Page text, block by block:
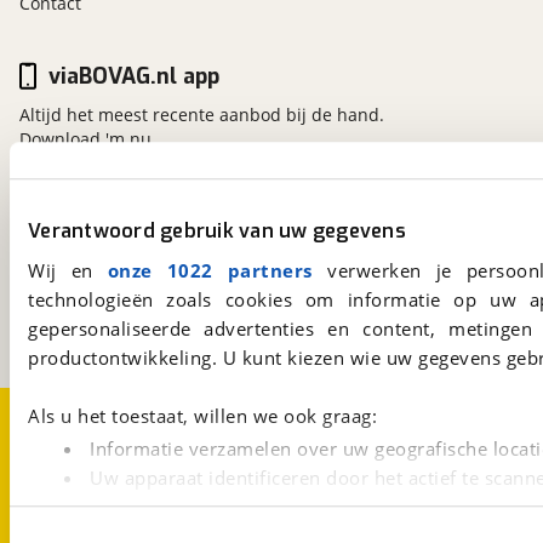
Verantwoord gebruik van uw gegevens
Wij en onze 1022 partners verwerken je
technologieën zoals cookies om informatie op
gepersonaliseerde advertenties en content,
productontwikkeling. U kunt kiezen wie uw gegevens
Als u het toestaat, willen we ook graag:
Informatie verzamelen over uw geografische
Uw apparaat identificeren door het actief te
Lees meer over hoe uw persoonlijke gegevens worden
viaBOVAG.nl
Kosterijland15
Een initiatief van
BOVAG
viaBOVAG.nl app
Altijd het meest recente aanbod bij de hand.
Download 'm nu.
Over viaBOVAG.nlDisclaimer- en Privacyverklaring
CookievoorkeurenVacatures